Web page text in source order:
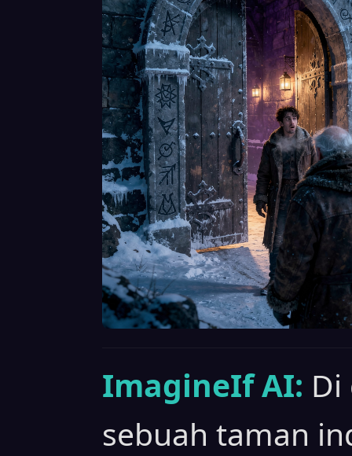
ImagineIf AI:
sebuah taman